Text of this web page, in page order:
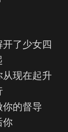
了少女四
从现在起升
的督导
你